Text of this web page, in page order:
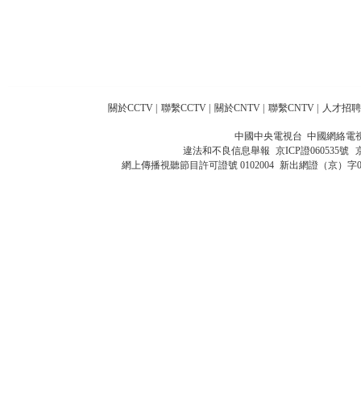
關於CCTV 聯繫CCTV 關於CNTV 聯繫CNTV 人才招聘
中國中央電視台 中國網絡電
違法和不良信息舉報 京ICP證060535號
網上傳播視聽節目許可證號 0102004 新出網證（京）